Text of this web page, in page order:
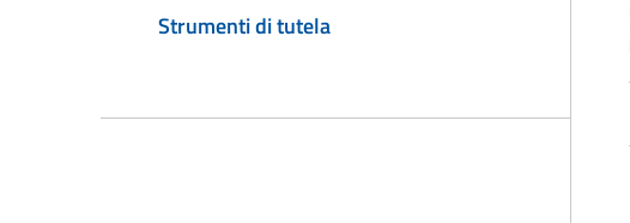
Strumenti di tutela